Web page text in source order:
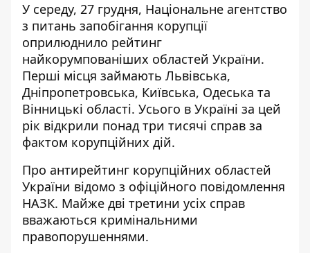
У середу, 27 грудня, Національне агентство
з питань запобігання корупції
оприлюднило рейтинг
найкорумпованіших областей України.
Перші місця займають Львівська,
Дніпропетровська, Київська, Одеська та
Вінницькі області. Усього в Україні за цей
рік відкрили понад три тисячі справ за
фактом корупційних дій.
Про антирейтинг корупційних областей
України відомо з офіційного повідомлення
НАЗК. Майже дві третини усіх справ
вважаються кримінальними
правопорушеннями.